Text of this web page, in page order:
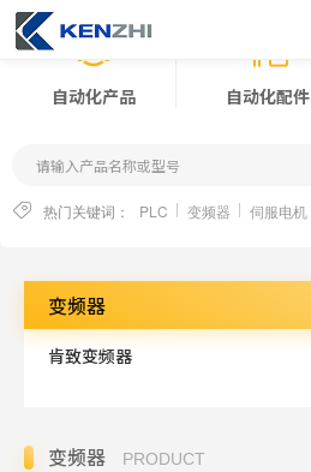
自动化产品 自动化配件
热门关键词： PLC 变频器 伺服电机
变频器
肯致变频器
变频器 PRODUCT